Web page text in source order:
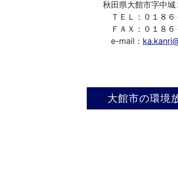
秋田県大館市字中城
ＴＥＬ：０１８６－
ＦＡＸ：０１８６－
e-mail：
大館市の環境